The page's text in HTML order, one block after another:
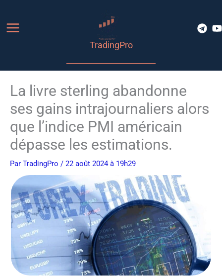
contenu
TradingPro
La livre sterling abandonne
ses gains intrajournaliers alors
que l’indice PMI américain
dépasse les estimations.
Par TradingPro / 22 août 2024 à 19h29